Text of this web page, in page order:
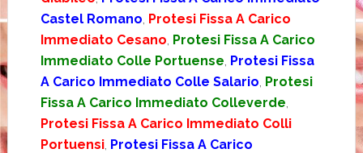
Castel Romano Protesi Fissa A Carico
Immediato Cesano Protesi Fissa A Carico
Immediato Colle Portuense Protesi Fissa
A Carico Immediato Colle Salario Protesi
Fissa A Carico Immediato Colleverde
Protesi Fissa A Carico Immediato Colli
Portuensi, Protesi Fissa A Carico